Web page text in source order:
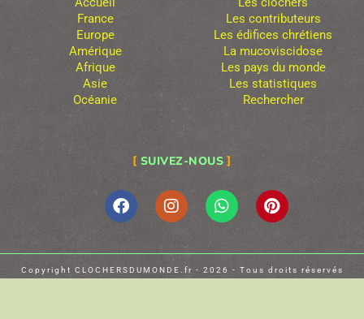
France
Europe
Amérique
Afrique
Asie
Océanie
Les contributeurs
Les édifices chrétiens
La mucoviscidose
Les pays du monde
Les statistiques
Rechercher
SUIVEZ-NOUS
Copyright CLOCHERSDUMONDE.fr - 2026 - Tous droits réservés